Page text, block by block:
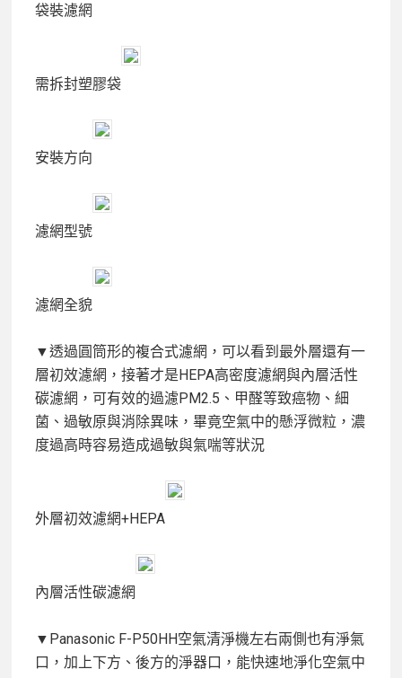
袋裝濾網
需拆封塑膠袋
安裝方向
濾網型號
濾網全貌
▼透過圓筒形的複合式濾網，可以看到最外層還有一
層初效濾網，接著才是HEPA高密度濾網與內層活性
碳濾網，可有效的過濾PM2.5、甲醛等致癌物、細
菌、過敏原與消除異味，畢竟空氣中的懸浮微粒，濃
度過高時容易造成過敏與氣喘等狀況
外層初效濾網+HEPA
內層活性碳濾網
▼Panasonic F-P50HH空氣清淨機左右兩側也有淨氣
口，加上下方、後方的淨器口，能快速地淨化空氣中